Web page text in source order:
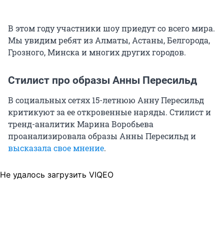
В этом году участники шоу приедут со всего мира.
Мы увидим ребят из Алматы, Астаны, Белгорода,
Грозного, Минска и многих других городов.
Стилист про образы Анны Пересильд
В социальных сетях 15-летнюю Анну Пересильд
критикуют за ее откровенные наряды. Стилист и
тренд-аналитик Марина Воробьева
проанализировала образы Анны Пересильд и
высказала свое мнение.
Не удалось загрузить VIQEO